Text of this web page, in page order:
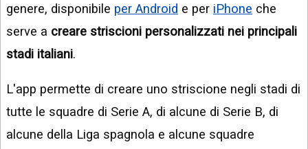
genere, disponibile per Android e per iPhone che
serve a creare striscioni personalizzati nei principali
stadi italiani.
L'app permette di creare uno striscione negli stadi di
tutte le squadre di Serie A, di alcune di Serie B, di
alcune della Liga spagnola e alcune squadre